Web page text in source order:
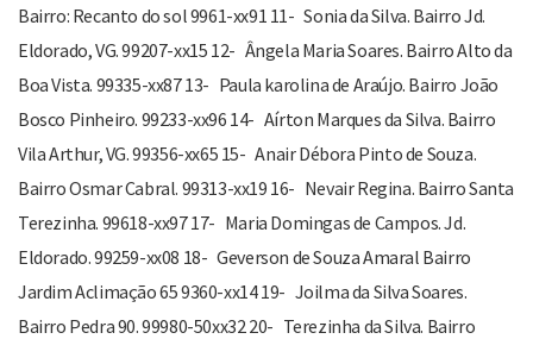
Bairro: Recanto do sol 9961-xx91 11- Sonia da Silva. Bairro Jd.
Eldorado, VG. 99207-xx15 12- Ângela Maria Soares. Bairro Alto da
Boa Vista. 99335-xx87 13- Paula karolina de Araújo. Bairro João
Bosco Pinheiro. 99233-xx96 14- Aírton Marques da Silva. Bairro
Vila Arthur, VG. 99356-xx65 15- Anair Débora Pinto de Souza.
Bairro Osmar Cabral. 99313-xx19 16- Nevair Regina. Bairro Santa
Terezinha. 99618-xx97 17- Maria Domingas de Campos. Jd.
Eldorado. 99259-xx08 18- Geverson de Souza Amaral Bairro
Jardim Aclimação 65 9360-xx14 19- Joilma da Silva Soares.
Bairro Pedra 90. 99980-50xx32 20- Terezinha da Silva. Bairro